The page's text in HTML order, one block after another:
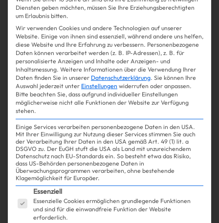
Win Win
Shopping Fashion| 17.04.2025
Boho-Blusen sind back und sie
haben ein neues Detail!
Mehr lesen
Diensten geben möchten, müssen Sie Ihre Erziehungsberechtigten
um Erlaubnis bitten.
Wir verwenden Cookies und andere Technologien auf unserer
Website. Einige von ihnen sind essenziell, während andere uns helfen,
diese Website und Ihre Erfahrung zu verbessern. Personenbezogene
Daten können verarbeitet werden (z. B. IP-Adressen), z. B. für
personalisierte Anzeigen und Inhalte oder Anzeigen- und
Inhaltsmessung. Weitere Informationen über die Verwendung Ihrer
Daten finden Sie in unserer Datenschutzerklärung. Sie können Ihre
Auswahl jederzeit unter Einstellungen widerrufen oder anpassen.
Bitte beachten Sie, dass aufgrund individueller Einstellungen
möglicherweise nicht alle Funktionen der Website zur Verfügung
stehen.
Einige Services verarbeiten personenbezogene Daten in den USA.
Mit Ihrer Einwilligung zur Nutzung dieser Services stimmen Sie auch
der Verarbeitung Ihrer Daten in den USA gemäß Art. 49 (1) lit. a
DSGVO zu. Der EuGH stuft die USA als Land mit unzureichendem
Datenschutz nach EU-Standards ein. So besteht etwa das Risiko,
dass US-Behörden personenbezogene Daten in
Überwachungsprogrammen verarbeiten, ohne bestehende
Klagemöglichkeit für Europäer.
Es folgt eine Liste der Service-Gruppen, für die
Essenziell
Essenzielle Cookies ermöglichen grundlegende Funktionen
und sind für die einwandfreie Funktion der Website
erforderlich.